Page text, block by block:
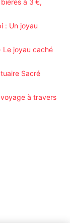
à 3 €,
: Un joyau
Le joyau caché
Sacré
à travers